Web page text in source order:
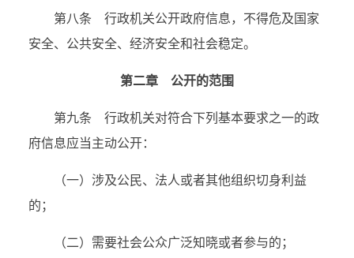
第八条 行政机关公开政府信息，不得危及国家
安全、公共安全、经济安全和社会稳定。
第二章 公开的范围
第九条 行政机关对符合下列基本要求之一的政
府信息应当主动公开：
（一）涉及公民、法人或者其他组织切身利益
的；
（二）需要社会公众广泛知晓或者参与的；